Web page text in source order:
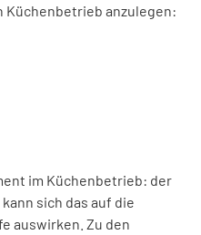
Küchenbetrieb anzulegen:
im Küchenbetrieb: der
sich das auf die
auswirken. Zu den